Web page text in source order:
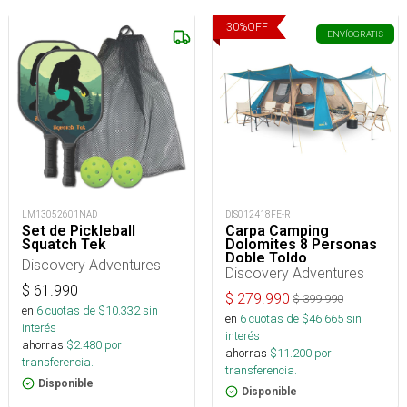
LM13052601NAD
Set de Pickleball
Squatch Tek
Discovery Adventures
$ 61.990
en 6cuotas de $10.332sin
interés
ahorras $2.480 por
transferencia.
Disponible
30%OFF
ENVÍOGRATIS
DIS012418FE-R
Carpa Camping
Dolomites 8 Personas
Doble Toldo
Discovery Adventures
$ 279.990 $399.990
en 6cuotas de $46.665sin
interés
ahorras $11.200 por
transferencia.
Disponible